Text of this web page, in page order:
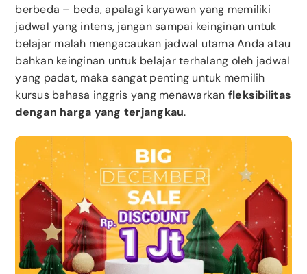
berbeda – beda, apalagi karyawan yang memiliki
jadwal yang intens, jangan sampai keinginan untuk
belajar malah mengacaukan jadwal utama Anda atau
bahkan keinginan untuk belajar terhalang oleh jadwal
yang padat, maka sangat penting untuk memilih
kursus bahasa inggris yang menawarkan fleksibilitas
dengan harga yang terjangkau.